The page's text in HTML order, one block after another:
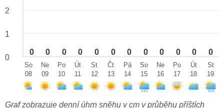
0 0 0 0 0 0 0 0 0 0 0 0
2
1
0
So
08
Ne
09
Po
10
Út
11
St
12
Čt
13
Pá
14
So
15
Ne
16
Po
17
Út
18
St
19
Graf zobrazuje denní úhrn sněhu v cm v průběhu příštích